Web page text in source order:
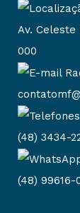
Av.
000
(48) 3434-
(48) 99616-